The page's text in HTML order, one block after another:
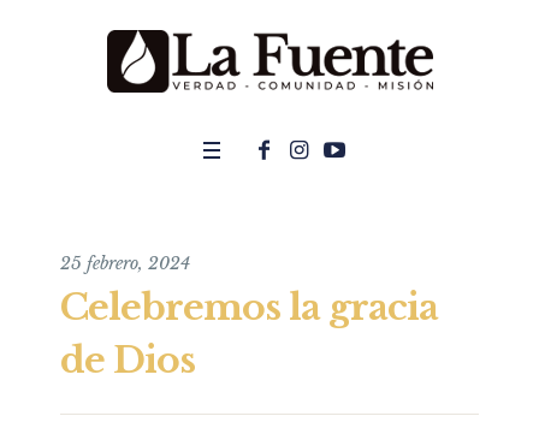
25 febrero, 2024
Celebremos la gracia
de Dios